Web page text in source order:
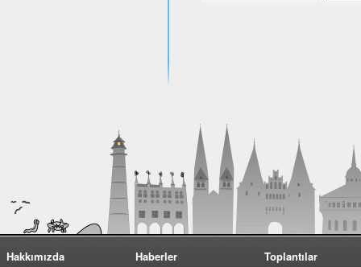
Hakkımızda
Haberler
Toplantılar